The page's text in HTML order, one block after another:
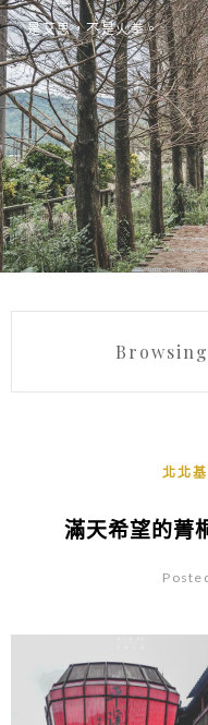
是艾思，不是火拳。
北北基
滿天希望的菁